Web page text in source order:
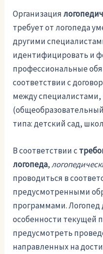
Организация
требует от логопеда
другими
идентифицировать и
профессиональные
соответствии с
между
типа: детский сад,
В соответствии с
логопеда,
проводиться в
предусмотренными
программами. Логопед
особенности текущей
предусмотреть
направленных на